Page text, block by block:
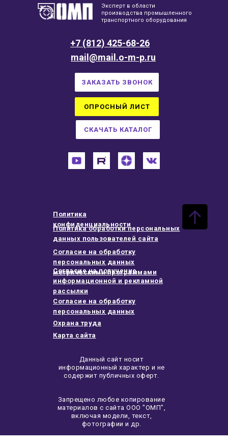
Эксперт в области
производства промышленного
транспортного оборудования
СКАЧАТЬ КАТАЛОГ
+7 (812) 425-68-26
ЗАКАЗАТЬ ЗВОНОК
Данный сайт носит
информационный характер и не
содержит публичных оферт.
Запрещено любое копирование
материалов с сайта ООО "ОМП",
включая модели, текст,
фотографии и др.
mail@mail.o-m-p.ru
Политика
конфиденциальности
Политика обработки персональных
данных пользователей сайта
Согласие на обработку
персональных данных
метрическими программами
Согласие на получение
информационной и рекламной
рассылки
Охрана труда
Карта сайта
Согласие на обработку
персональных данных
ОПРОСНЫЙ ЛИСТ